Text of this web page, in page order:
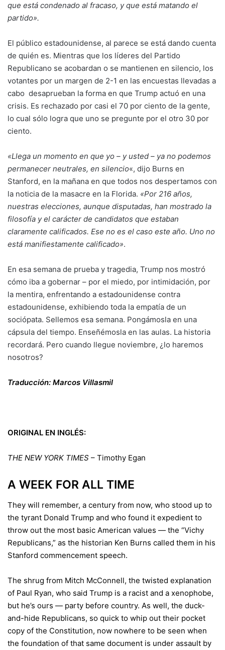
que está condenado al fracaso, y que está matando el
partido».
El público estadounidense, al parece se está dando cuenta
de quién es. Mientras que los líderes del Partido
Republicano se acobardan o se mantienen en silencio, los
votantes por un margen de 2-1 en las encuestas llevadas a
cabo desaprueban la forma en que Trump actuó en una
crisis. Es rechazado por casi el 70 por ciento de la gente,
lo cual sólo logra que uno se pregunte por el otro 30 por
ciento.
«Llega un momento en que yo – y usted – ya no podemos
permanecer neutrales, en silencio«, dijo Burns en
Stanford, en la mañana en que todos nos despertamos con
la noticia de la masacre en la Florida. «Por 216 años,
nuestras elecciones, aunque disputadas, han mostrado la
filosofía y el carácter de candidatos que estaban
claramente calificados. Ese no es el caso este año. Uno no
está manifiestamente calificado».
En esa semana de prueba y tragedia, Trump nos mostró
cómo iba a gobernar – por el miedo, por intimidación, por
la mentira, enfrentando a estadounidense contra
estadounidense, exhibiendo toda la empatía de un
sociópata. Sellemos esa semana. Pongámosla en una
cápsula del tiempo. Enseñémosla en las aulas. La historia
recordará. Pero cuando llegue noviembre, ¿lo haremos
nosotros?
Traducción: Marcos Villasmil
ORIGINAL EN INGLÉS:
THE NEW YORK TIMES – Timothy Egan
A WEEK FOR ALL TIME
They will remember, a century from now, who stood up to
the tyrant Donald Trump and who found it expedient to
throw out the most basic American values — the “Vichy
Republicans,” as the historian Ken Burns called them in his
Stanford commencement speech.
The shrug from Mitch McConnell, the twisted explanation
of Paul Ryan, who said Trump is a racist and a xenophobe,
but he’s ours — party before country. As well, the duck-
and-hide Republicans, so quick to whip out their pocket
copy of the Constitution, now nowhere to be seen when
the foundation of that same document is under assault by